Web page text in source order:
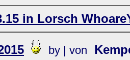
in Lorsch
by | von